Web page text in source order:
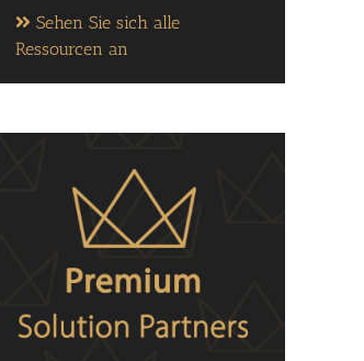
Sehen Sie sich alle
Ressourcen an